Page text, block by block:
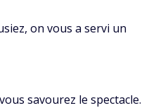
on vous a servi un
savourez le spectacle.